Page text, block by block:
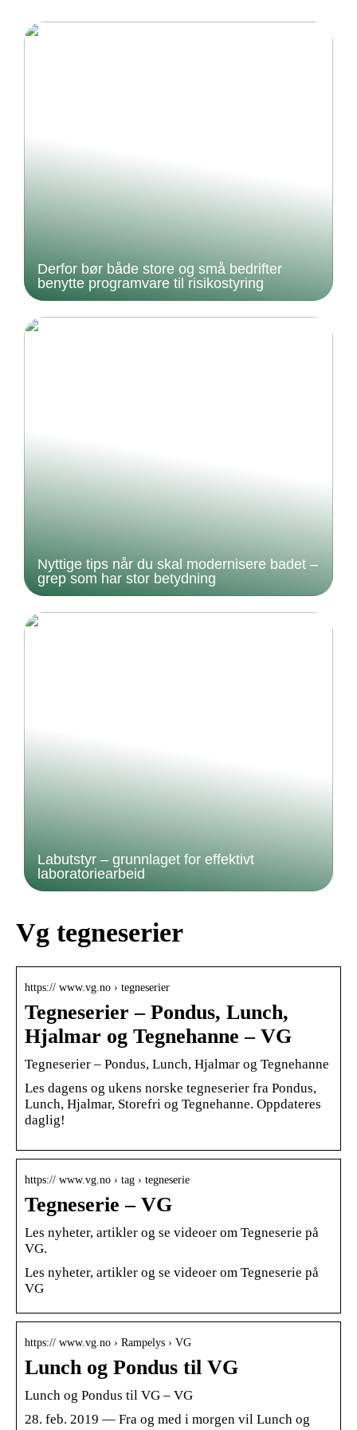
Derfor bør både store og små bedrifter
benytte programvare til risikostyring
Nyttige tips når du skal modernisere badet –
grep som har stor betydning
Labutstyr – grunnlaget for effektivt
laboratoriearbeid
Vg tegneserier
https:// www.vg.no › tegneserier
Tegneserier – Pondus, Lunch,
Hjalmar og Tegnehanne – VG
Tegneserier – Pondus, Lunch, Hjalmar og Tegnehanne
Les dagens og ukens norske tegneserier fra Pondus,
Lunch, Hjalmar, Storefri og Tegnehanne. Oppdateres
daglig!
https:// www.vg.no › tag › tegneserie
Tegneserie – VG
Les nyheter, artikler og se videoer om Tegneserie på
VG.
Les nyheter, artikler og se videoer om Tegneserie på
VG
https:// www.vg.no › Rampelys › VG
Lunch og Pondus til VG
Lunch og Pondus til VG – VG
28. feb. 2019 — Fra og med i morgen vil Lunch og